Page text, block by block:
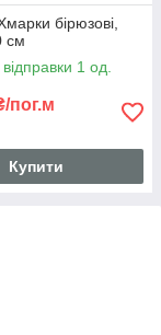
бірюзові,
см
1 од.
пог.м
Купити